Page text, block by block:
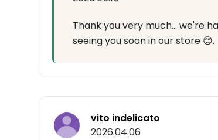
Thank you very much... we're
seeing you soon in our store 😊.
vito indelicato
2026.04.06